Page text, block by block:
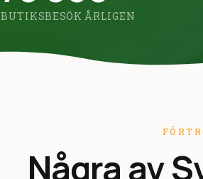
BUTIKSBESÖK ÅRLIGEN
Några av